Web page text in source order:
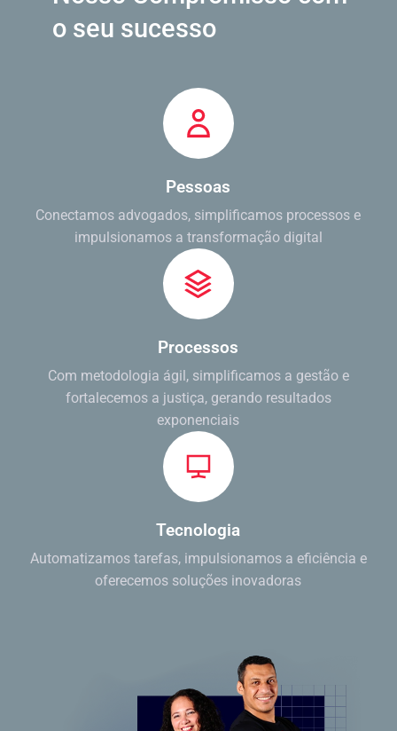
o seu sucesso
Pessoas
Conectamos advogados, simplificamos processos e
impulsionamos a transformação digital
Processos
Com metodologia ágil, simplificamos a gestão e
fortalecemos a justiça, gerando resultados
exponenciais
Tecnologia
Automatizamos tarefas, impulsionamos a eficiência e
oferecemos soluções inovadoras